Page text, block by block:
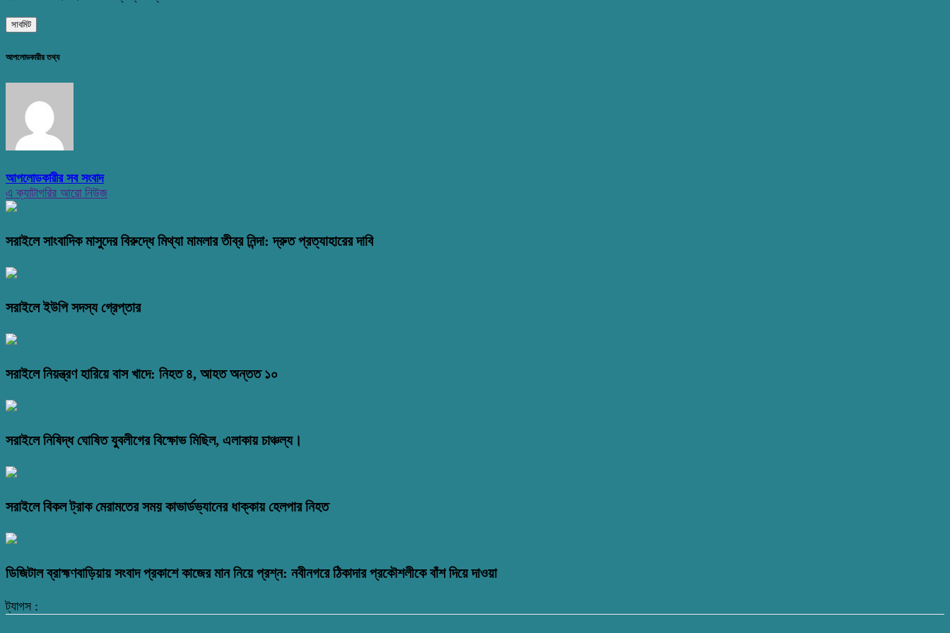
আপলোডকারীর তথ্য
আপলোডকারীর সব সংবাদ
এ ক্যাটাগরির আরো নিউজ
সরাইলে সাংবাদিক মাসুদের বিরুদ্ধে মিথ্যা মামলার তীব্র নিন্দা: দ্রুত প্রত্যাহারের দাবি
সরাইলে ইউপি সদস্য গ্রেপ্তার
সরাইলে নিয়ন্ত্রণ হারিয়ে বাস খাদে: নিহত ৪, আহত অন্তত ১০
সরাইলে নিষিদ্ধ ঘোষিত যুবলীগের বিক্ষোভ মিছিল, এলাকায় চাঞ্চল্য।
সরাইলে বিকল ট্রাক মেরামতের সময় কাভার্ডভ্যানের ধাক্কায় হেলপার নিহত
ডিজিটাল ব্রাহ্মণবাড়িয়ায় সংবাদ প্রকাশে কাজের মান নিয়ে প্রশ্ন: নবীনগরে ঠিকাদার প্রকৌশলীকে বাঁশ দিয়ে দাওয়া
ট্যাগস :